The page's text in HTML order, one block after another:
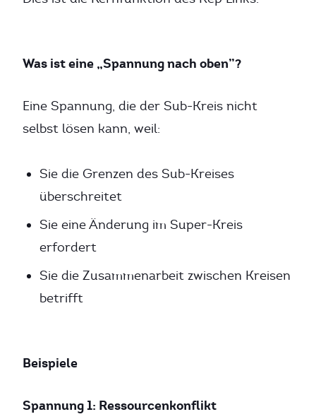
Was ist eine „Spannung nach oben”?
Eine Spannung, die der Sub-Kreis nicht
selbst lösen kann, weil:
Sie die Grenzen des Sub-Kreises
überschreitet
Sie eine Änderung im Super-Kreis
erfordert
Sie die Zusammenarbeit zwischen Kreisen
betrifft
Beispiele
Spannung 1: Ressourcenkonflikt